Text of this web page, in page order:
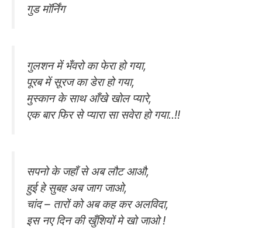
गुड मॉर्निंग
गुलशन में भँवरो का फेरा हो गया,
पूरब में सूरज का डेरा हो गया,
मुस्कान के साथ आँखे खोल प्यारे,
एक बार फिर से प्यारा सा सवेरा हो गया..!!
सपनो के जहाँ से अब लौट आऔ,
हुई हे सुबह अब जाग जाओ,
चांद – तारों को अब कह कर अलविदा,
इस नए दिन की खुँशियों मे खो जाओ !